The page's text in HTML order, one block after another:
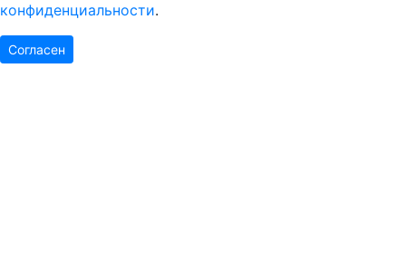
конфиденциальности.
Согласен